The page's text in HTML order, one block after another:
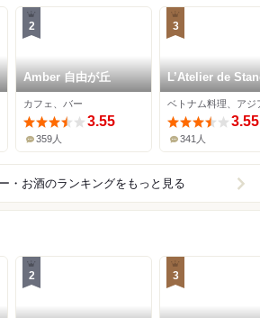
2
Amber 自由が丘
カフェ、バー
3.55
359人
3
L’Atelier de
Banh Mi
3.55
341人
・お酒のランキングをもっと見る
2 3